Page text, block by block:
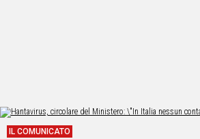
IL COMUNICATO